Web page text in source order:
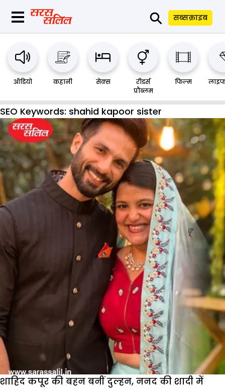
⚲ सब्सक्राइब
ऑडियो कहानी सेक्स
रीडर्स
प्रौब्लम
फिल्म
SEO Keywords: shahid kapoor sister
शाहिद कपूर की बहन बनीं दुल्हन, ननद की शादी में